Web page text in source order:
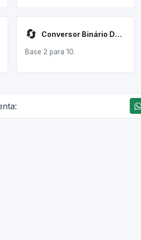
🔄 Conversor Binário Decimal
Base 2 para 10.